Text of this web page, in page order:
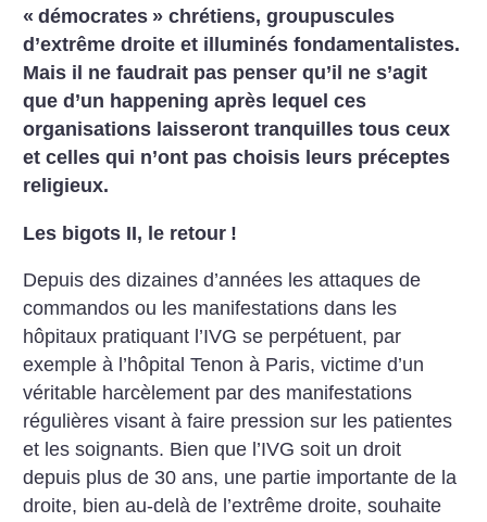
« démocrates » chrétiens, groupuscules
d’extrême droite et illuminés fondamentalistes.
Mais il ne faudrait pas penser qu’il ne s’agit
que d’un happening après lequel ces
organisations laisseront tranquilles tous ceux
et celles qui n’ont pas choisis leurs préceptes
religieux.
Les bigots II, le retour !
Depuis des dizaines d’années les attaques de
commandos ou les manifestations dans les
hôpitaux pratiquant l’IVG se perpétuent, par
exemple à l’hôpital Tenon à Paris, victime d’un
véritable harcèlement par des manifestations
régulières visant à faire pression sur les patientes
et les soignants. Bien que l’IVG soit un droit
depuis plus de 30 ans, une partie importante de la
droite, bien au-delà de l’extrême droite, souhaite